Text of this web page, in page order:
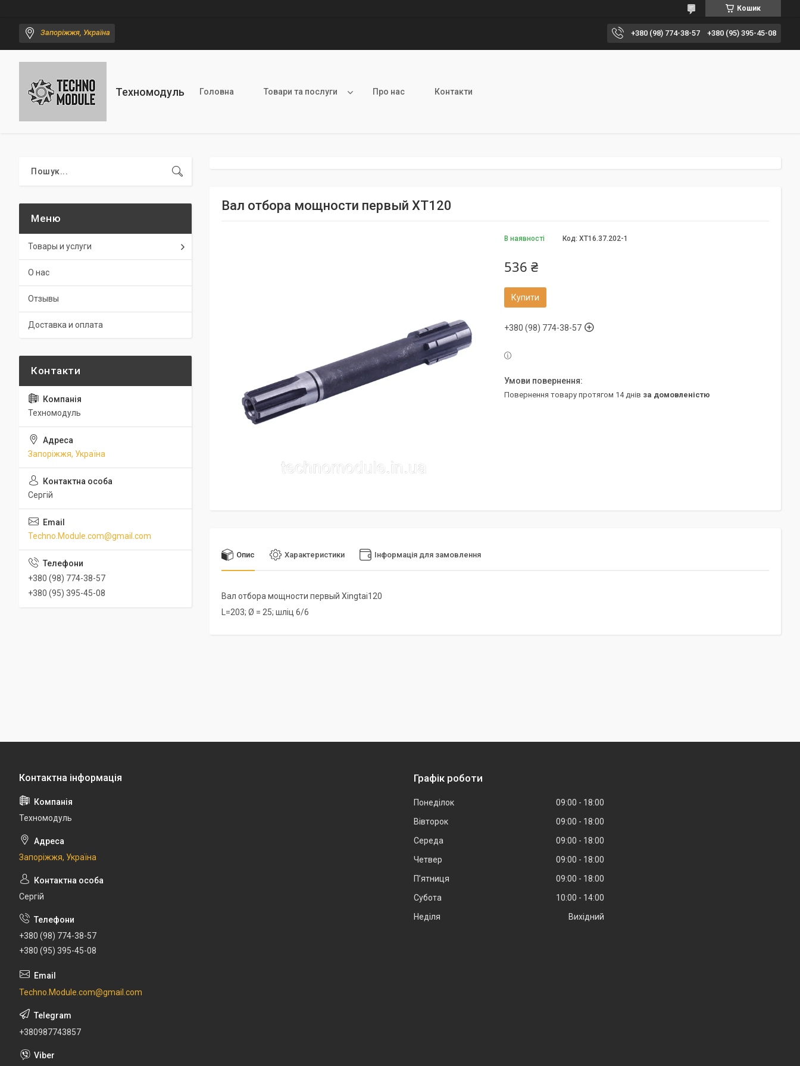
Кошик
Запоріжжя, Україна +380 (98) 774-38-57 +380 (95) 395-45-08
Техномодуль Головна Товари та послуги Про нас Контакти
Вал отбора мощности первый XT120
В наявності Код: XT16.37.202-1
536 ₴
Купити
+380 (98) 774-38-57
повернення товару протягом 14 днів за домовленістю
Опис Характеристики Інформація для замовлення
Вал отбора мощности первый Xingtai120
L=203; Ø = 25; шліц 6/6
Товары и услуги
О нас
Отзывы
Доставка и оплата
Техномодуль
Запоріжжя, Україна
Сергій
Techno.Module.com@gmail.com
+380 (98) 774-38-57
+380 (95) 395-45-08
Техномодуль
Запоріжжя, Україна
Сергій
+380 (98) 774-38-57
+380 (95) 395-45-08
Techno.Module.com@gmail.com
+380987743857
Графік роботи
Понеділок 09:00
18:00
Вівторок
09:00
18:00
Середа
09:00
18:00
Четвер
09:00
18:00
Пʼятниця
09:00
18:00
Субота
10:00
14:00
Неділя
Вихідний